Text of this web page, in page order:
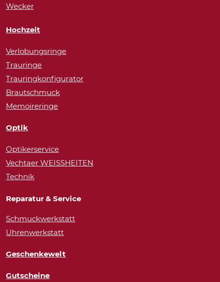
Wecker
Hochzeit
Verlobungsringe
Trauringe
Trauringkonfigurator
Brautschmuck
Memoireringe
Optik
Optikerservice
Vechtaer WEISSHEITEN
Technik
Reparatur & Service
Schmuckwerkstatt
Uhrenwerkstatt
Geschenkewelt
Gutscheine